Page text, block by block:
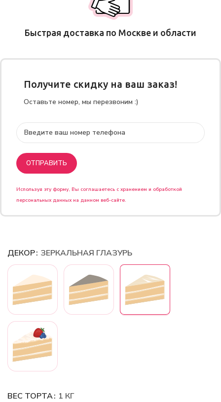
Быстрая доставка по Москве и области
Получите скидку на ваш заказ!
Оставьте номер, мы перезвоним :)
Используя эту форму, Вы соглашаетесь с хранением и обработкой
персональных данных на данном веб-сайте.
ДЕКОР ЗЕРКАЛЬНАЯ ГЛАЗУРЬ
ВЕС ТОРТА 1 КГ